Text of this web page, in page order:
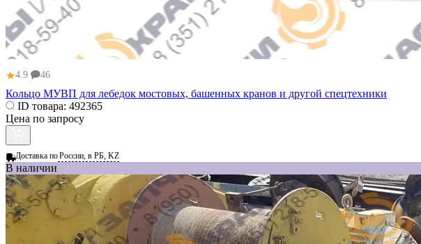
★4.9 46
Кольцо МУВП для лебедок мостовых, башенных кранов и другой спецтехники
ID товара: 492365
Цена по запросу
Доставка поРоссии, в РБ, KZ
В наличии